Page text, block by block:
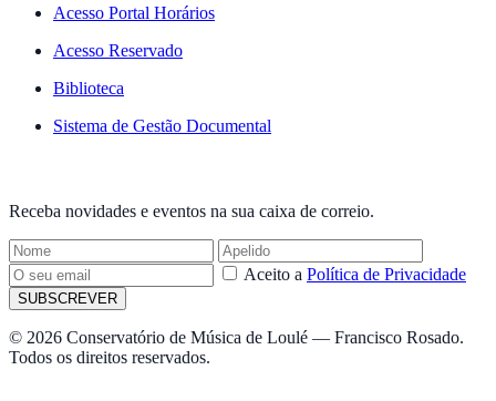
Acesso Portal Horários
Acesso Reservado
Biblioteca
Sistema de Gestão Documental
Receba novidades e eventos na sua caixa de correio.
Aceito a Política de Privacidade
SUBSCREVER
© 2026 Conservatório de Música de Loulé — Francisco Rosado.
Todos os direitos reservados.